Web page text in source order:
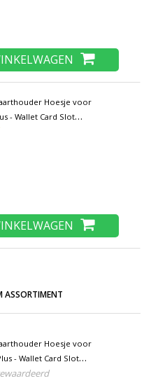
Hoesje voor
- Wallet Card Slot
Flip Cover Case - Wit
ASSORTIMENT
Hoesje voor
- Wallet Card Slot
Flip Cover Case - Wit